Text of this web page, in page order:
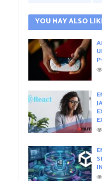
YOU MAY ALSO